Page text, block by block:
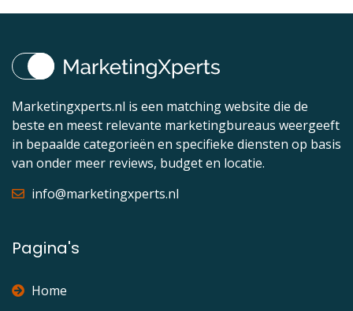
Marketingxperts.nl is een matching website die de
beste en meest relevante marketingbureaus weergeeft
in bepaalde categorieën en specifieke diensten op basis
van onder meer reviews, budget en locatie.
info@marketingxperts.nl
Pagina's
Home